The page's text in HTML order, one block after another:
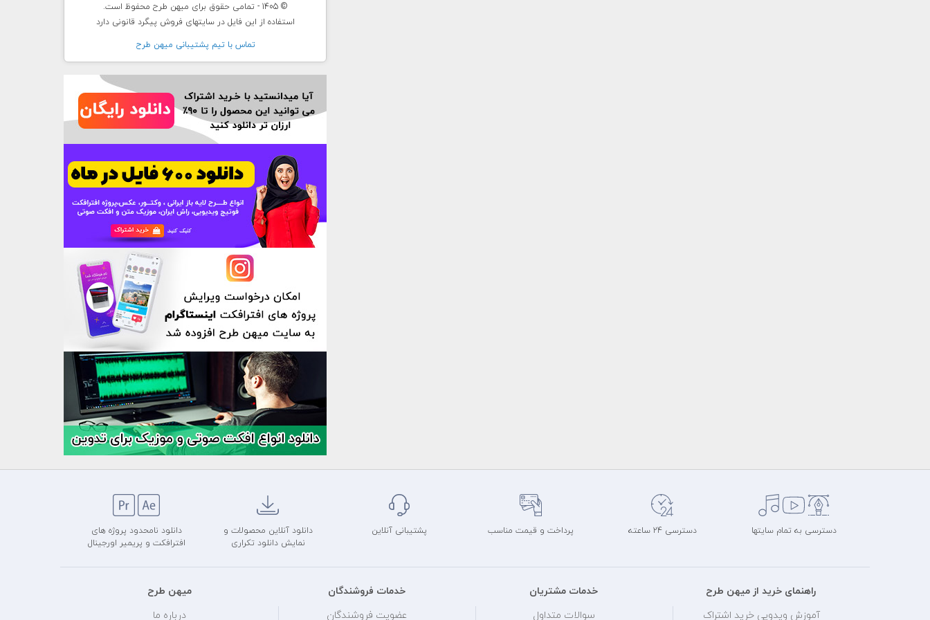
© 1405 - تمامی حقوق برای میهن طرح محفوظ است.
استفاده از این فایل در سایتهای فروش پیگرد قانونی دارد
تماس با تيم پشتيبانی ميهن طرح
دسترسی به تمام سایتها دسترسی 24 ساعته پرداخت و قیمت مناسب پشتیبانی آنلاین
دانلود آنلاین محصولات و
نمایش دانلود تکراری
دانلود نامحدود پروژه های
افترافکت و پریمیر اورجینال
راهنمای خرید از میهن طرح
آموزش ویدویی خرید اشتراک
خدمات مشتریان
سوالات متداول
خدمات فروشندگان
عضویت فروشندگان
میهن طرح
درباره ما